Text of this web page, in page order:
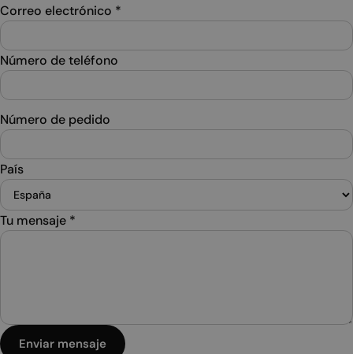
Correo electrónico *
Número de teléfono
Número de pedido
País
Tu mensaje *
Enviar mensaje